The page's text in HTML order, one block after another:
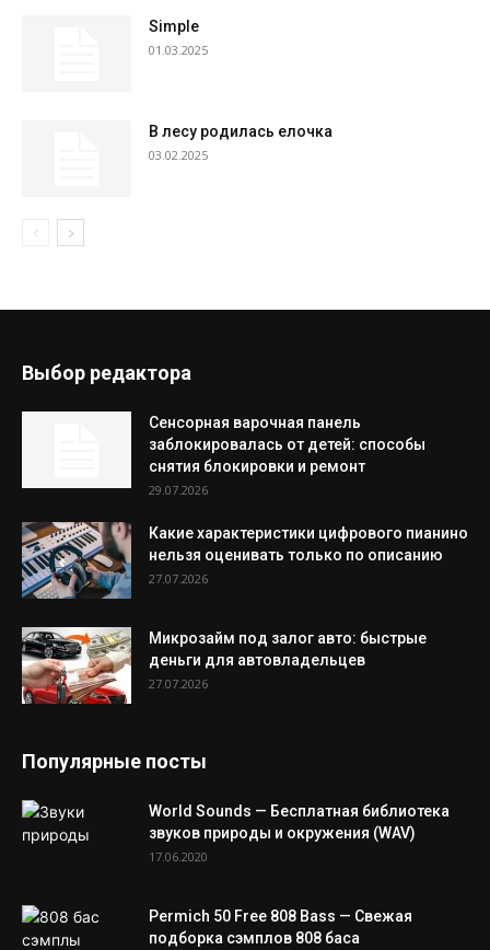
Simple
01.03.2025
В лесу родилась елочка
03.02.2025
Выбор редактора
Сенсорная варочная панель
заблокировалась от детей: способы
снятия блокировки и ремонт
29.07.2026
Какие характеристики цифрового пианино
нельзя оценивать только по описанию
27.07.2026
Микрозайм под залог авто: быстрые
деньги для автовладельцев
27.07.2026
Популярные посты
World Sounds — Бесплатная библиотека
звуков природы и окружения (WAV)
17.06.2020
Permich 50 Free 808 Bass — Свежая
подборка сэмплов 808 баса